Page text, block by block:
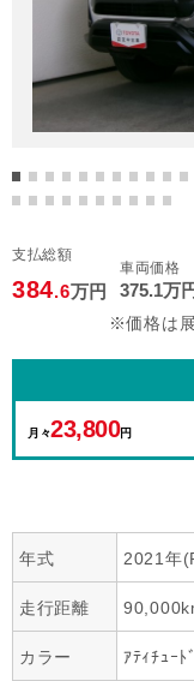
支払総額
384.6万円
車両価格
375.1万
※価格は
月々23,800円
年式 2021年
走行距離
カラー ｱﾃｨﾁｭｰﾄ